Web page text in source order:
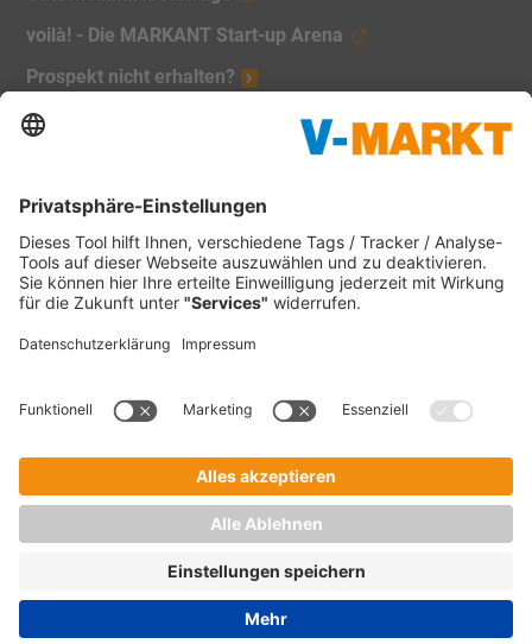
voilà! - Die MARKANT Start-up Arena
Prospekt nicht erhalten?
Unsere Marken:
Christl's Modemarkt
V-Baumarkt Onlineshop
1865 Outdoor
V-mini
Impressum